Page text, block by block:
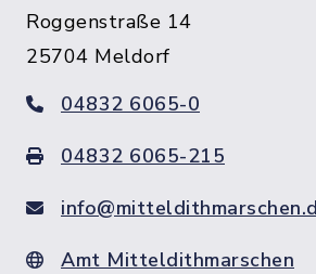
Roggenstraße 14
25704 Meldorf
04832 6065-0
04832 6065-215
Amt Mitteldithmarschen